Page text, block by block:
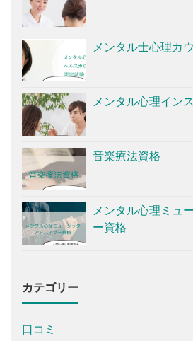
メンタル士心理カ
メンタル心理イン
音楽療法資格
メンタル心理ミュ
ー資格
カテゴリー
口コミ